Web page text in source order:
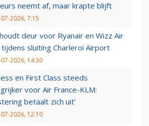
neemt af, maar krapte blijft
2026, 7:15
deur voor Ryanair en Wizz Air
sluiting Charleroi Airport
2026, 14:30
en First Class steeds
voor Air France-KLM:
betaalt zich uit’
2026, 12:10